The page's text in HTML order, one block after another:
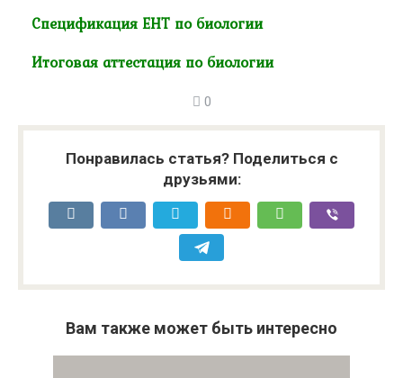
Спецификация ЕНТ по биологии
Итоговая аттестация по биологии
0
Понравилась статья? Поделиться с
друзьями:
Вам также может быть интересно